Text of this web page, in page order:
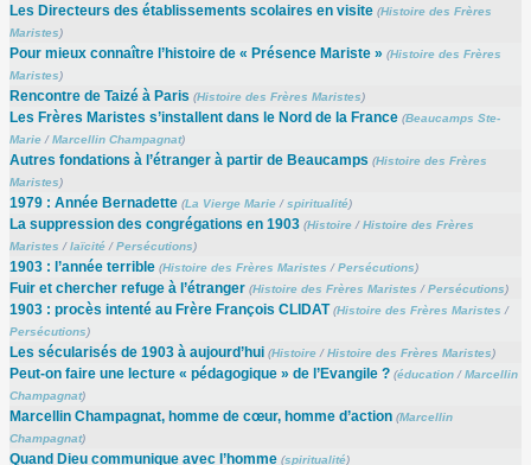
Les Directeurs des établissements scolaires en visite (Histoire des Frères
Maristes)
Pour mieux connaître l’histoire de « Présence Mariste » (Histoire des Frères
Maristes)
Rencontre de Taizé à Paris (Histoire des Frères Maristes)
Les Frères Maristes s’installent dans le Nord de la France (Beaucamps Ste-
Marie/Marcellin Champagnat)
Autres fondations à l’étranger à partir de Beaucamps (Histoire des Frères
Maristes)
1979 : Année Bernadette (La Vierge Marie/spiritualité)
La suppression des congrégations en 1903 (Histoire/Histoire des Frères
Maristes /laïcité/Persécutions)
1903 : l’année terrible (Histoire des Frères Maristes /Persécutions)
Fuir et chercher refuge à l’étranger (Histoire des Frères Maristes /Persécutions)
1903 : procès intenté au Frère François CLIDAT (Histoire des Frères Maristes /
Persécutions)
Les sécularisés de 1903 à aujourd’hui (Histoire/Histoire des Frères Maristes)
Peut-on faire une lecture « pédagogique » de l’Evangile ? (éducation/Marcellin
Champagnat)
Marcellin Champagnat, homme de cœur, homme d’action (Marcellin
Champagnat)
Quand Dieu communique avec l’homme (spiritualité)